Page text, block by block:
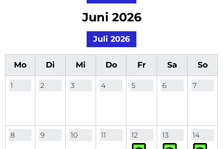
Juni 2026
Juli 2026
Mo Di Mi Do Fr Sa So
1 2 3 4 5 6 7
8 9 10 11 12 13 14